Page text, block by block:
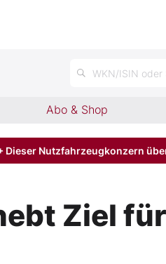
WKN/ISIN oder
Abo & Shop
Dieser Nutzfahrzeugkonzern
Ziel